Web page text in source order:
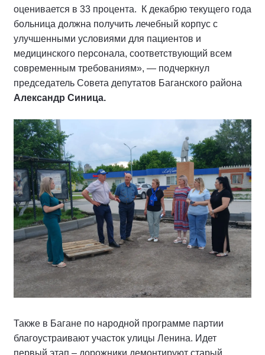
оценивается в 33 процента. К декабрю текущего года
больница должна получить лечебный корпус с
улучшенными условиями для пациентов и
медицинского персонала, соответствующий всем
современным требованиям», — подчеркнул
председатель Совета депутатов Баганского района
Александр Синица.
Также в Багане по народной программе партии
благоустраивают участок улицы Ленина. Идет
первый этап – дорожники демонтируют старый